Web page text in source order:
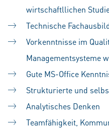
wirtschaftllichen
Technische
Vorkenntnisse im
Managementsysteme
Gute MS-Office
Strukturierte und
Analytisches Denken
Teamfähigkeit,